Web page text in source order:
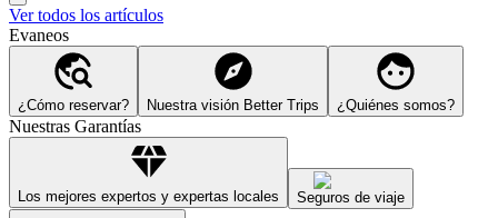
Ver todos los artículos
Evaneos
¿Cómo reservar? Nuestra visión Better Trips ¿Quiénes somos?
Nuestras Garantías
Los mejores expertos y expertas locales Seguros de viaje